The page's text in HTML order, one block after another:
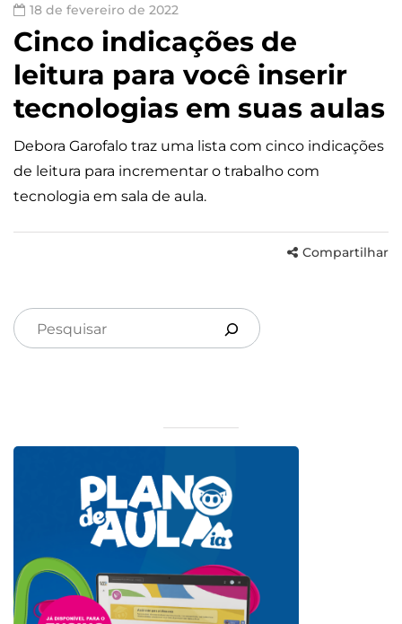
18 de fevereiro de 2022
Cinco indicações de
leitura para você inserir
tecnologias em suas aulas
Debora Garofalo traz uma lista com cinco indicações
de leitura para incrementar o trabalho com
tecnologia em sala de aula.
Compartilhar